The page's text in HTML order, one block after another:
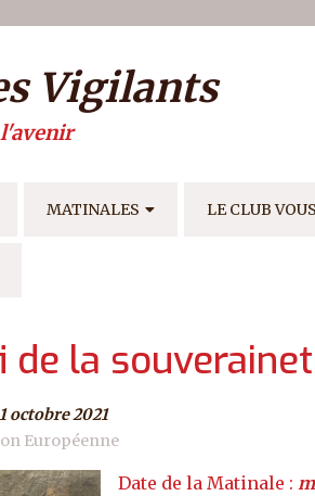
de l'utilisateur
Vigilants
MATINALES LE CLUB
de la
octobre 2021
Européenne